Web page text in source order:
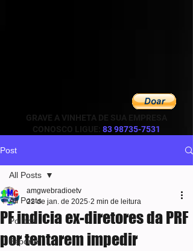
GRAVE A VINHETA DE SUA EMPRESA
CONOSCO LIGUE: 83 98735-7531
Post
All Posts
Política
Esporte
All Posts
PF indicia ex-diretores da PRF
por tentarem impedir
amgwebradioetv
22 de jan. de 2025 2 min de leitura